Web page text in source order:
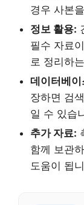
경우 사본
정보 활용:
필수 자료
로 정리하
데이터베이
장하면 검
일 수 있습
추가 자료:
함께 보관
도움이 됩